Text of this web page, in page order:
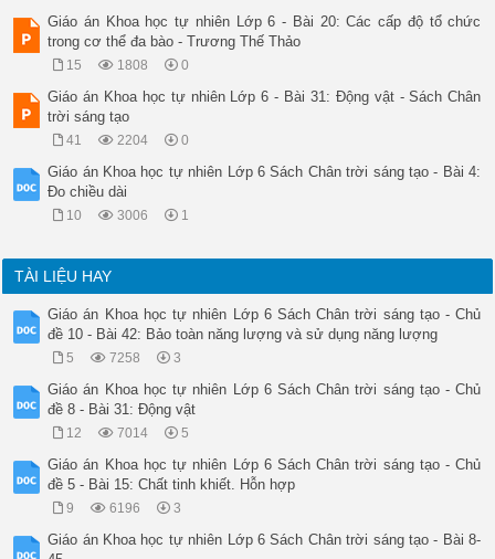
Giáo án Khoa học tự nhiên Lớp 6 - Bài 20: Các cấp độ tổ chức
trong cơ thể đa bào - Trương Thế Thảo
15 1808 0
Giáo án Khoa học tự nhiên Lớp 6 - Bài 31: Động vật - Sách Chân
trời sáng tạo
41 2204 0
Giáo án Khoa học tự nhiên Lớp 6 Sách Chân trời sáng tạo - Bài 4:
Đo chiều dài
10 3006 1
TÀI LIỆU HAY
Giáo án Khoa học tự nhiên Lớp 6 Sách Chân trời sáng tạo - Chủ
đề 10 - Bài 42: Bảo toàn năng lượng và sử dụng năng lượng
5 7258 3
Giáo án Khoa học tự nhiên Lớp 6 Sách Chân trời sáng tạo - Chủ
đề 8 - Bài 31: Động vật
12 7014 5
Giáo án Khoa học tự nhiên Lớp 6 Sách Chân trời sáng tạo - Chủ
đề 5 - Bài 15: Chất tinh khiết. Hỗn hợp
9 6196 3
Giáo án Khoa học tự nhiên Lớp 6 Sách Chân trời sáng tạo - Bài 8-